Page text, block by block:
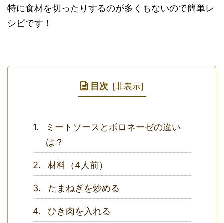
特に食材を切ったりするのが多くもないので簡単レ
シピです！
目次 [非表示]
ミートソースとボロネーゼの違い
は？
材料（4人前）
たまねぎを炒める
ひき肉を入れる